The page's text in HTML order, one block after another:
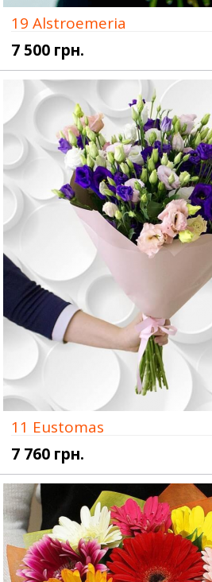
19 Alstroemeria
7 500 грн.
11 Eustomas
7 760 грн.